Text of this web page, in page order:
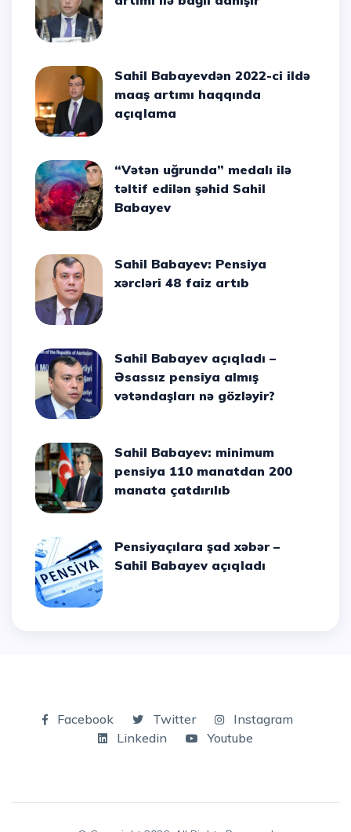
Sahil Babayevdən 2022-ci ildə
maaş artımı haqqında
açıqlama
“Vətən uğrunda” medalı ilə
təltif edilən şəhid Sahil
Babayev
Sahil Babayev: Pensiya
xərcləri 48 faiz artıb
Sahil Babayev açıqladı –
Əsassız pensiya almış
vətəndaşları nə gözləyir?
Sahil Babayev: minimum
pensiya 110 manatdan 200
manata çatdırılıb
Pensiyaçılara şad xəbər –
Sahil Babayev açıqladı
Facebook Twitter
Instagram
Linkedin
Youtube